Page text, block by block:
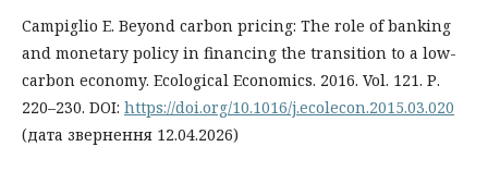
Campiglio E. Beyond carbon pricing: The role of banking
and monetary policy in financing the transition to a low-
carbon economy. Ecological Economics. 2016. Vol. 121. Р.
220–230. DOI: https://doi.org/10.1016/j.ecolecon.2015.03.020
(дата звернення 12.04.2026)